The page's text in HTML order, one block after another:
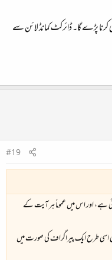
پڑے گا۔ ڈائرکٹ کمانڈ لائن سے
#19
ہے، اور اس میں عموماً ہر آیت کے
اسی طرح ایک پیراگراف کی صورت میں